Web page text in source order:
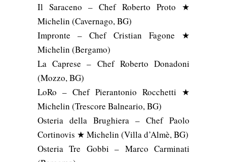
Il Saraceno – Chef Roberto Proto ★
Michelin (Cavernago, BG)
Impronte – Chef Cristian Fagone ★
Michelin (Bergamo)
La Caprese – Chef Roberto Donadoni
(Mozzo, BG)
LoRo – Chef Pierantonio Rocchetti ★
Michelin (Trescore Balneario, BG)
Osteria della Brughiera – Chef Paolo
Cortinovis ★ Michelin (Villa d’Almè, BG)
Osteria Tre Gobbi – Marco Carminati